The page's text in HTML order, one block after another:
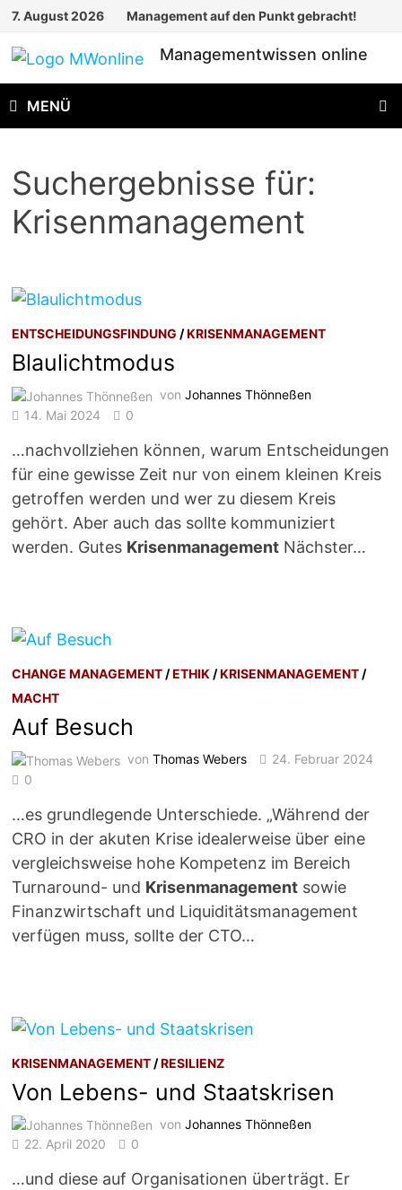
Zum
springen
7. August 2026 Management auf den Punkt gebracht!
Managementwissen online
MENÜ
Suchergebnisse für:
Krisenmanagement
ENTSCHEIDUNGSFINDUNG /KRISENMANAGEMENT
Blaulichtmodus
vonJohannes Thönneßen
14. Mai 2024
0
…nachvollziehen können, warum Entscheidungen
für eine gewisse Zeit nur von einem kleinen Kreis
getroffen werden und wer zu diesem Kreis
gehört. Aber auch das sollte kommuniziert
werden. Gutes Krisenmanagement Nächster…
CHANGE MANAGEMENT/ETHIK/KRISENMANAGEMENT/
MACHT
Auf Besuch
vonThomas Webers
24. Februar 2024
0
…es grundlegende Unterschiede. „Während der
CRO in der akuten Krise idealerweise über eine
vergleichsweise hohe Kompetenz im Bereich
Turnaround- und Krisenmanagement sowie
Finanzwirtschaft und Liquiditätsmanagement
verfügen muss, sollte der CTO…
KRISENMANAGEMENT /RESILIENZ
Von Lebens- und Staatskrisen
vonJohannes Thönneßen
22. April 2020
0
…und diese auf Organisationen überträgt. Er